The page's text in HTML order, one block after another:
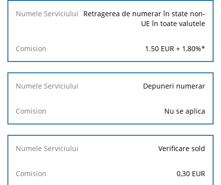
Retragerea de numerar în state non-
UE în toate valutele
1.50 EUR + 1,80%*
Depuneri numerar
Nu se aplica
Verificare sold
0,30 EUR